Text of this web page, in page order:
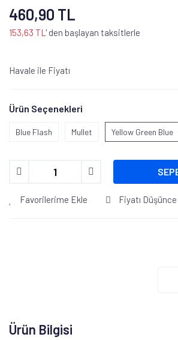
460,90 TL
153,63 TL ' den başlayan taksitlerle
Havale ile Fiyatı
Ürün Seçenekleri
Blue Flash Mullet Yellow Green Blue
Favorilerime Ekle Fiyatı
Ürün Bilgisi